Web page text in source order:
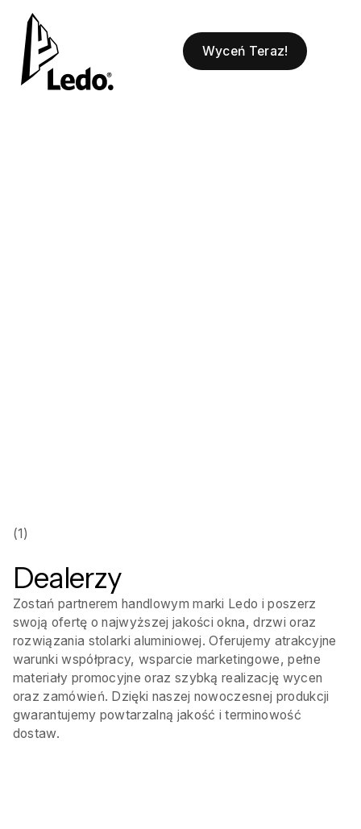
Wyceń Teraz!
(1)
Dealerzy
Zostań partnerem handlowym marki Ledo i poszerz
swoją ofertę o najwyższej jakości okna, drzwi oraz
rozwiązania stolarki aluminiowej. Oferujemy atrakcyjne
warunki współpracy, wsparcie marketingowe, pełne
materiały promocyjne oraz szybką realizację wycen
oraz zamówień. Dzięki naszej nowoczesnej produkcji
gwarantujemy powtarzalną jakość i terminowość
dostaw.